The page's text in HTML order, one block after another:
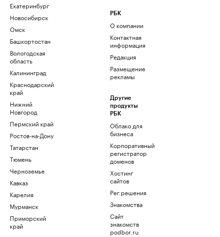
Екатеринбург
Новосибирск
Омск
Башкортостан
Вологодская
область
Калининград
Краснодарский
край
Нижний
Новгород
Пермский край
Ростов-на-Дону
Татарстан
Тюмень
Черноземье
Кавказ
Карелия
Мурманск
Приморский
край
РБК
О компании
Контактная
информация
Редакция
Размещение
рекламы
Другие
продукты
РБК
Облако для
бизнеса
Корпоративный
регистратор
доменов
Хостинг
сайтов
Рег.решения
Знакомства
Сайт
знакомств
podbor.ru